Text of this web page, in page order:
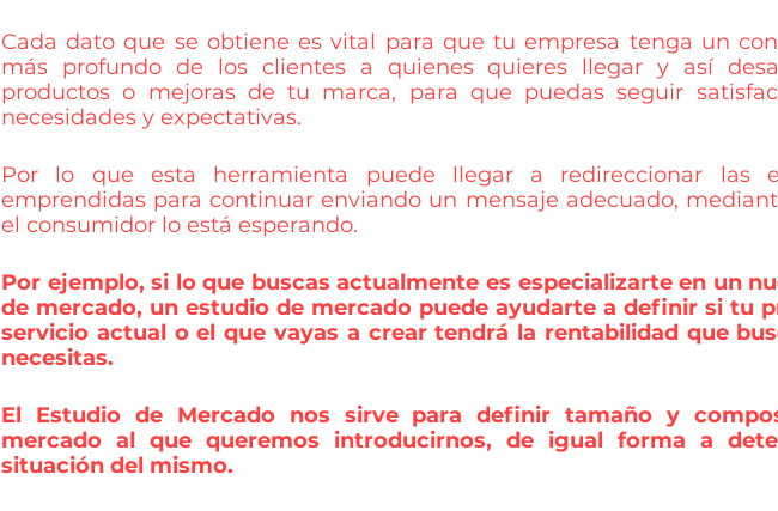
Cada dato que se obtiene es vital para que tu empresa tenga un
más profundo de los clientes a quienes quieres llegar y así
productos o mejoras de tu marca, para que puedas seguir
necesidades y expectativas.
Por lo que esta herramienta puede llegar a redireccionar las
emprendidas para continuar enviando un mensaje adecuado,
el consumidor lo está esperando.
Por ejemplo, si lo que buscas actualmente es especializarte en un
de mercado, un estudio de mercado puede ayudarte a definir si tu
servicio actual o el que vayas a crear tendrá la rentabilidad que
necesitas.
El Estudio de Mercado nos sirve para definir tamaño y
mercado al que queremos introducirnos, de igual forma a
situación del mismo.